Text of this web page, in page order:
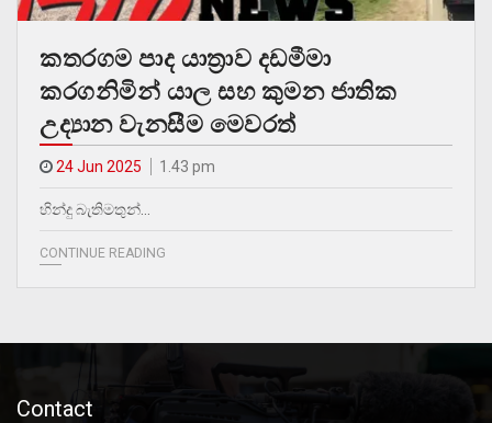
කතරගම පාද යාත්‍රාව දඩමීමා
කරගනිමින් යාල සහ කුමන ජාතික
උද්‍යාන වැනසීම මෙවරත්
24 Jun 2025 1.43 pm
හින්දු බැතිමතුන්…
CONTINUE READING
Contact